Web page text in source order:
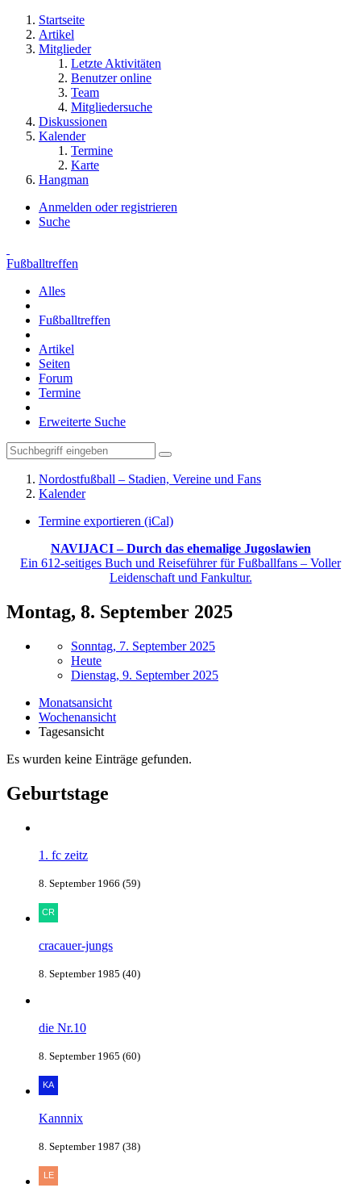
Startseite
Artikel
Mitglieder
Letzte Aktivitäten
Benutzer online
Team
Mitgliedersuche
Diskussionen
Kalender
Termine
Karte
Hangman
Anmelden oder registrieren
Suche
Fußballtreffen
Alles
Fußballtreffen
Artikel
Seiten
Forum
Termine
Erweiterte Suche
Nordostfußball – Stadien, Vereine und Fans
Kalender
Termine exportieren (iCal)
NAVIJACI – Durch das ehemalige Jugoslawien
Ein 612-seitiges Buch und Reiseführer für Fußballfans – Voller
Leidenschaft und Fankultur.
Montag, 8. September 2025
Sonntag, 7. September 2025
Heute
Dienstag, 9. September 2025
Monatsansicht
Wochenansicht
Tagesansicht
Es wurden keine Einträge gefunden.
Geburtstage
1. fc zeitz
8. September 1966 (59)
cracauer-jungs
8. September 1985 (40)
die Nr.10
8. September 1965 (60)
Kannnix
8. September 1987 (38)